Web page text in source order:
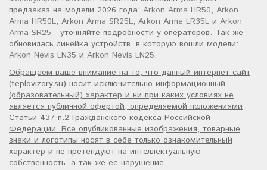
предзаказ на модели 2026 года: Arkon Arma HR50, Arkon
Arma HR50L, Arkon Arma SR25L, Arkon Arma LR35L и Arkon
Arma SR25 - уточняйте подробности у операторов. Так же
обновилась линейка устройств, в которую вошли модели:
Arkon Nevis LN35 и Arkon Nevis LN25.
Обращаем ваше внимание на то, что данный интернет-сайт
(teplovizory.su) носит исключительно информационный
(образовательный) характер и ни при каких условиях не
является публичной офертой, определяемой положениями
Статьи 437 п.2 Гражданского кодекса Российской
Федерации. Все опубликованные изображения, товарные
знаки и логотипы носят в себе только ознакомительный
характер и не претендуют на интеллектуальную
собственность, а так же ее нарушение.